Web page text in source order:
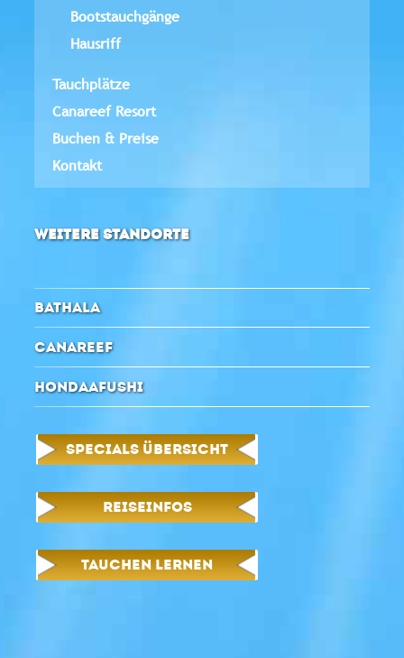
Bootstauchgänge
Hausriff
Tauchplätze
Canareef Resort
Buchen & Preise
Kontakt
WEITERE STANDORTE
BATHALA
CANAREEF
HONDAAFUSHI
SPECIALS ÜBERSICHT
REISEINFOS
TAUCHEN LERNEN